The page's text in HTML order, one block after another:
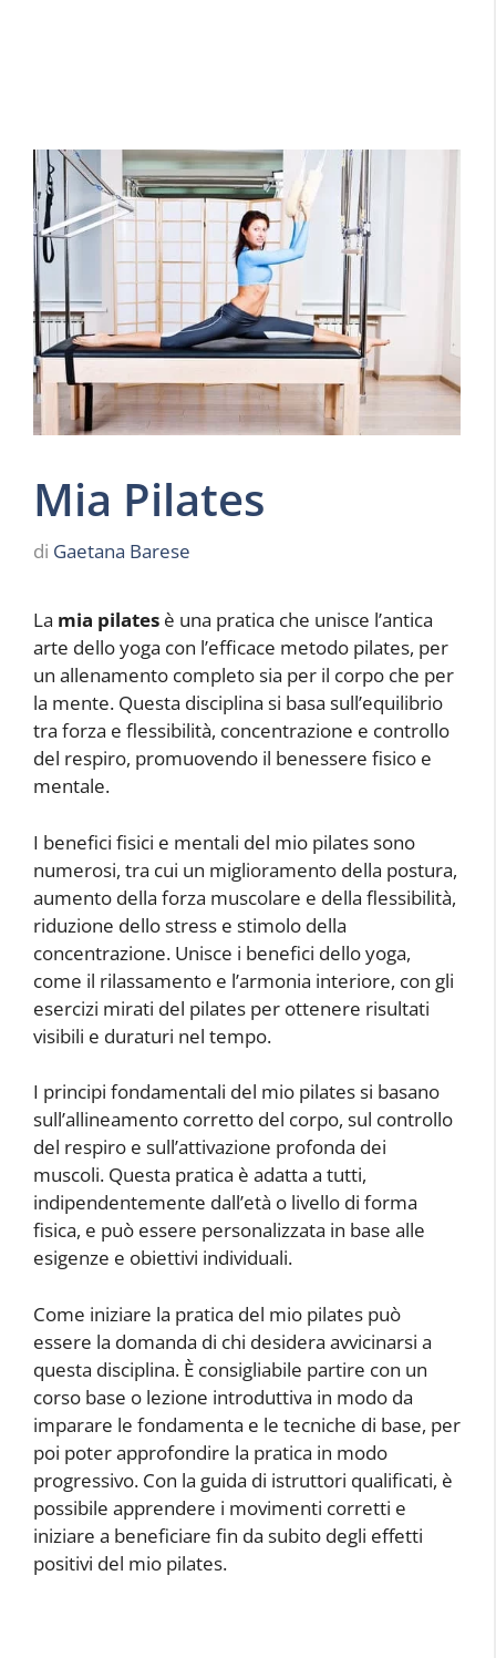
Mia Pilates
di Gaetana Barese
La mia pilates è una pratica che unisce l’antica
arte dello yoga con l’efficace metodo pilates, per
un allenamento completo sia per il corpo che per
la mente. Questa disciplina si basa sull’equilibrio
tra forza e flessibilità, concentrazione e controllo
del respiro, promuovendo il benessere fisico e
mentale.
I benefici fisici e mentali del mio pilates sono
numerosi, tra cui un miglioramento della postura,
aumento della forza muscolare e della flessibilità,
riduzione dello stress e stimolo della
concentrazione. Unisce i benefici dello yoga,
come il rilassamento e l’armonia interiore, con gli
esercizi mirati del pilates per ottenere risultati
visibili e duraturi nel tempo.
I principi fondamentali del mio pilates si basano
sull’allineamento corretto del corpo, sul controllo
del respiro e sull’attivazione profonda dei
muscoli. Questa pratica è adatta a tutti,
indipendentemente dall’età o livello di forma
fisica, e può essere personalizzata in base alle
esigenze e obiettivi individuali.
Come iniziare la pratica del mio pilates può
essere la domanda di chi desidera avvicinarsi a
questa disciplina. È consigliabile partire con un
corso base o lezione introduttiva in modo da
imparare le fondamenta e le tecniche di base, per
poi poter approfondire la pratica in modo
progressivo. Con la guida di istruttori qualificati, è
possibile apprendere i movimenti corretti e
iniziare a beneficiare fin da subito degli effetti
positivi del mio pilates.